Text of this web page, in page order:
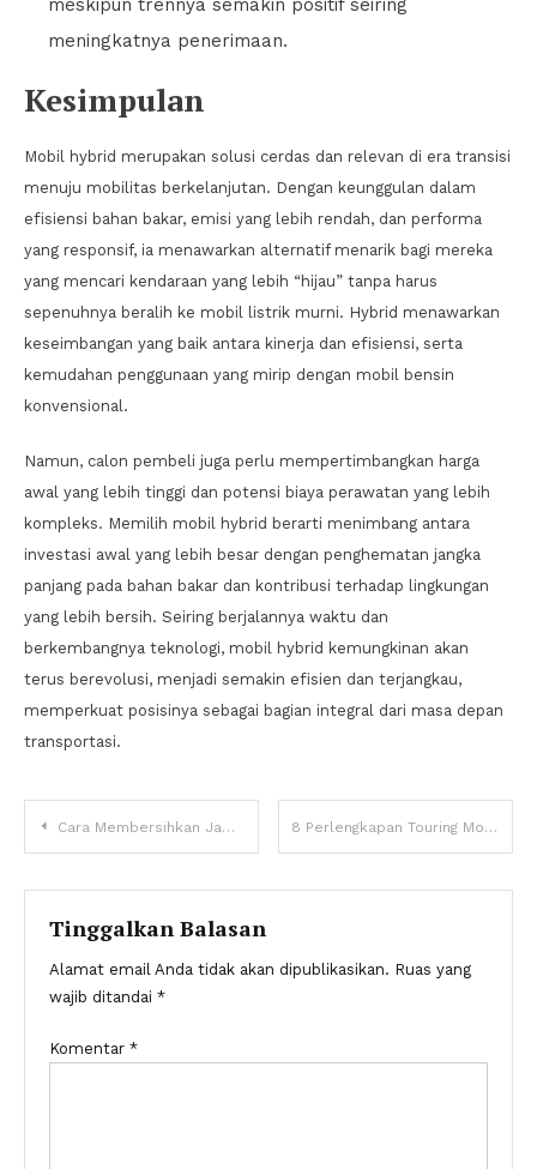
meskipun trennya semakin positif seiring
meningkatnya penerimaan.
Kesimpulan
Mobil hybrid merupakan solusi cerdas dan relevan di era transisi
menuju mobilitas berkelanjutan. Dengan keunggulan dalam
efisiensi bahan bakar, emisi yang lebih rendah, dan performa
yang responsif, ia menawarkan alternatif menarik bagi mereka
yang mencari kendaraan yang lebih “hijau” tanpa harus
sepenuhnya beralih ke mobil listrik murni. Hybrid menawarkan
keseimbangan yang baik antara kinerja dan efisiensi, serta
kemudahan penggunaan yang mirip dengan mobil bensin
konvensional.
Namun, calon pembeli juga perlu mempertimbangkan harga
awal yang lebih tinggi dan potensi biaya perawatan yang lebih
kompleks. Memilih mobil hybrid berarti menimbang antara
investasi awal yang lebih besar dengan penghematan jangka
panjang pada bahan bakar dan kontribusi terhadap lingkungan
yang lebih bersih. Seiring berjalannya waktu dan
berkembangnya teknologi, mobil hybrid kemungkinan akan
terus berevolusi, menjadi semakin efisien dan terjangkau,
memperkuat posisinya sebagai bagian integral dari masa depan
transportasi.
Navigasi
pos
Cara Membersihkan Jamur Kaca Mobil Sendiri di Rumah dengan Bahan Sederhana 8 Perlengkapan Touring Motor yang Wajib Dibawa demi Keamanan dan Kenyamanan
Tinggalkan Balasan
Alamat email Anda tidak akan dipublikasikan. Ruas yang
wajib ditandai *
Komentar *